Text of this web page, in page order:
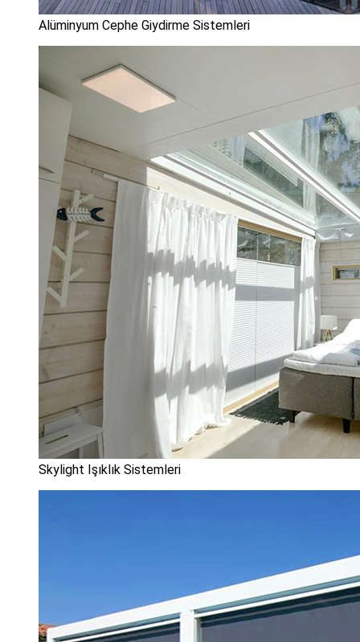
Alüminyum Cephe Giydirme Sistemleri
Skylight Işıklık Sistemleri